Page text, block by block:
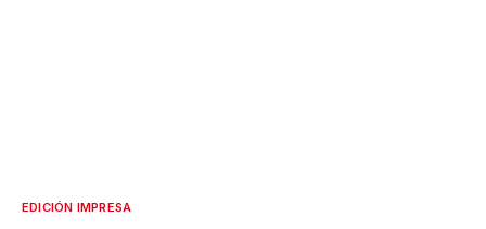
EDICIÓN IMPRESA